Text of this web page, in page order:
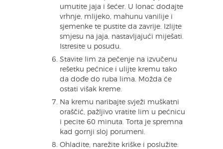
umutite jaja i šećer. U lonac dodajte
vrhnje, mlijeko, mahunu vanilije i
sjemenke te pustite da zavrije. Izlijte
smjesu na jaja, nastavljajući miješati.
Istresite u posudu.
Stavite lim za pečenje na izvučenu
rešetku pećnice i ulijte kremu tako
da dođe do ruba lima. Možda će
ostati višak kreme.
Na kremu naribajte svježi muškatni
oraščić, pažljivo vratite lim u pećnicu
i pecite 60 minuta. Torta je spremna
kad gornji sloj porumeni.
Ohladite, narežite kriške i poslužite.